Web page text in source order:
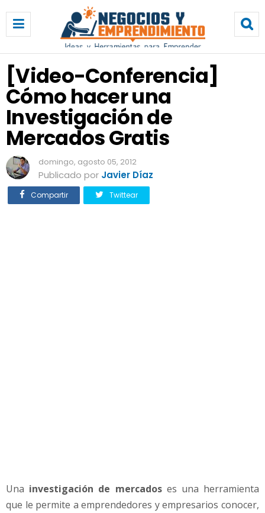
i
d
o
-
C
o
f
r
e
n
c
i
g
[Video-Conferencia]
Cómo hacer una
Investigación de
Mercados Gratis
domingo, agosto 05, 2012
Publicado por Javier Díaz
Compartir Twittear
Una investigación de mercadoses una herramienta
que le permite a emprendedores y empresarios conocer,